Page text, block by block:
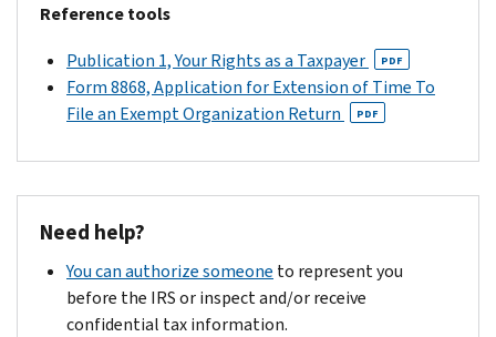
Reference tools
Publication 1, Your Rights as a Taxpayer
PDF
Form 8868, Application for Extension of Time To
File an Exempt Organization Return
PDF
Need help?
You can authorize someone to represent you
before the IRS or inspect and/or receive
confidential tax information.